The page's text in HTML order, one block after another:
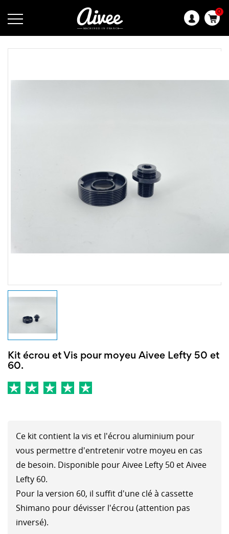
0
Langue
Kit écrou et Vis pour moyeu Aivee Lefty 50 et
60.
Ce kit contient la vis et l'écrou aluminium pour
vous permettre d'entretenir votre moyeu en cas
de besoin. Disponible pour Aivee Lefty 50 et Aivee
Lefty 60.
Pour la version 60, il suffit d'une clé à cassette
Shimano pour dévisser l'écrou (attention pas
inversé).